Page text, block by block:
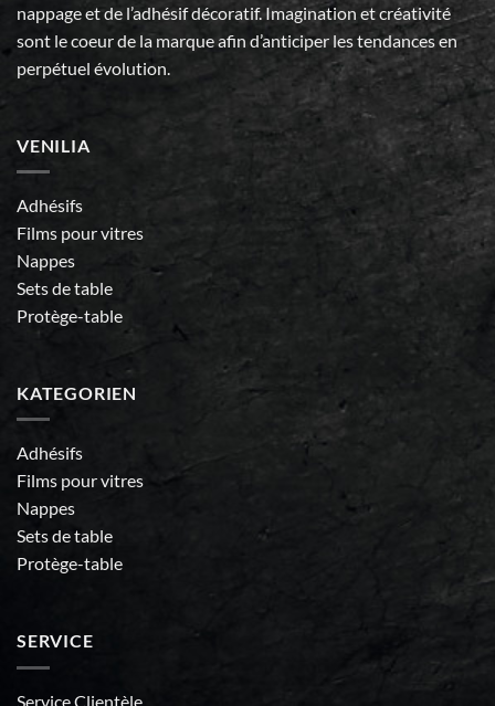
nappage et de l’adhésif décoratif. Imagination et créativité
sont le coeur de la marque afin d’anticiper les tendances en
perpétuel évolution.
VENILIA
Adhésifs
Films pour vitres
Nappes
Sets de table
Protège-table
KATEGORIEN
Adhésifs
Films pour vitres
Nappes
Sets de table
Protège-table
SERVICE
Service Clientèle